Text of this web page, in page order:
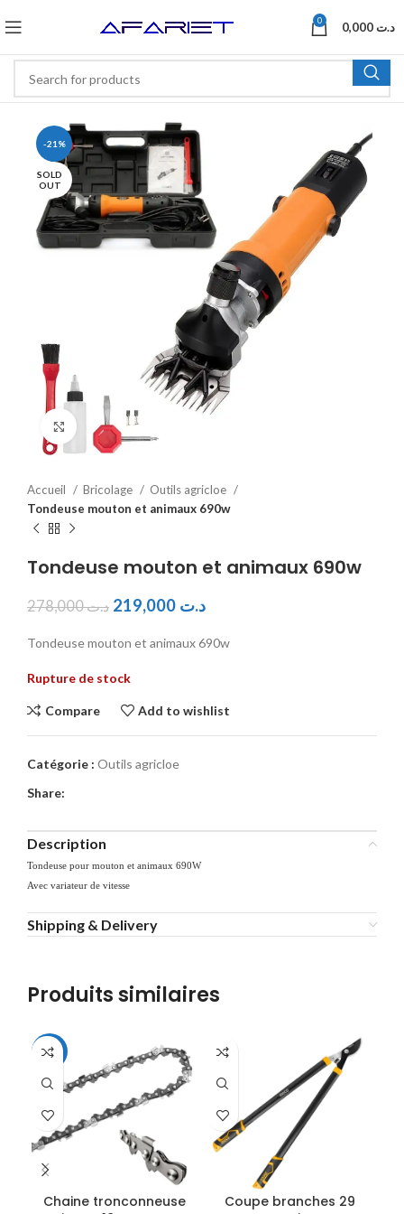
0 د.ت
-21%
SOLD
OUT
Click to enlarge
Accueil Bricolage
Outils agricloe
Tondeuse mouton et animaux 690w
Tondeuse mouton et animaux 690w
د.ت278,000 د.ت
Tondeuse mouton et animaux 690w
Rupture de stock
Compare Add to wishlist
Catégorie : Outils agricloe
Share:
Description
Tondeuse pour mouton et animaux 690W
Avec variateur de vitesse
Shipping & Delivery
Produits similaires
-22%
Chaine tronconneuse
Coupe branches 29